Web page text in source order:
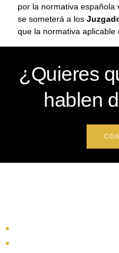
por la normativa española
se someterá a los
que la normativa aplicable
¿Quieres
hablen